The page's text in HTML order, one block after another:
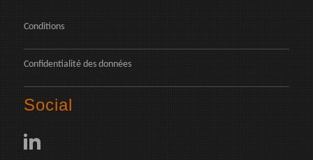
Conditions
Confidentialité des données
Social